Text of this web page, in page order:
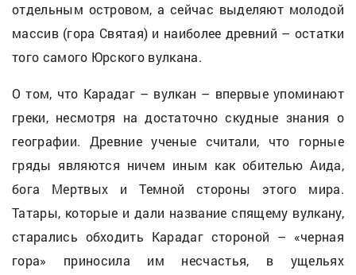
отдельным островом, а сейчас выделяют молодой
массив (гора Святая) и наиболее древний – остатки
того самого Юрского вулкана.
О том, что Карадаг – вулкан – впервые упоминают
греки, несмотря на достаточно скудные знания о
географии. Древние ученые считали, что горные
гряды являются ничем иным как обителью Аида,
бога Мертвых и Темной стороны этого мира.
Татары, которые и дали название спящему вулкану,
старались обходить Карадаг стороной – «черная
гора» приносила им несчастья, в ущельях